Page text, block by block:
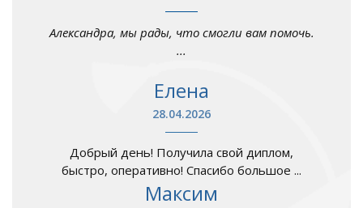
Александра, мы рады, что смогли вам помочь.
...
Елена
28.04.2026
Добрый день! Получила свой диплом,
быстро, оперативно! Спасибо большое ...
Максим